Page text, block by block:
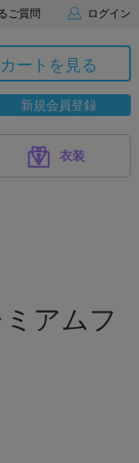
ご質問 ログイン
カートを見る
新規会員登録
衣装
アムフ